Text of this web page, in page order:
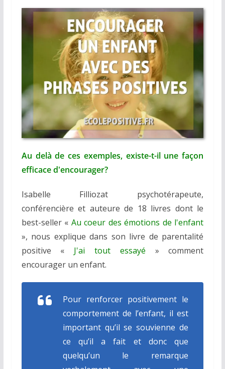
Au delà de ces exemples, existe-t-il une façon
efficace d'encourager?
Isabelle Filliozat psychotérapeute,
conférencière et auteure de 18 livres dont le
best-seller « Au coeur des émotions de l'enfant
», nous explique dans son livre de parentalité
positive « J'ai tout essayé » comment
encourager un enfant.
Pour renforcer positivement le
comportement de l’enfant, il est
important qu’il se souvienne de
ce qu’il a fait et donc que
quelqu’un le remarque